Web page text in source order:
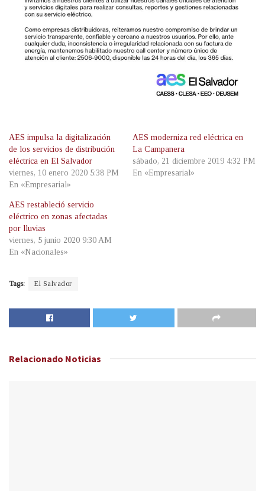
AES impulsa la digitalización
de los servicios de distribución
eléctrica en El Salvador
viernes, 10 enero 2020 5:38 PM
En «Empresarial»
AES moderniza red eléctrica en
La Campanera
sábado, 21 diciembre 2019 4:32 PM
En «Empresarial»
AES restableció servicio
eléctrico en zonas afectadas
por lluvias
viernes, 5 junio 2020 9:30 AM
En «Nacionales»
Tags: El Salvador
Relacionado Noticias